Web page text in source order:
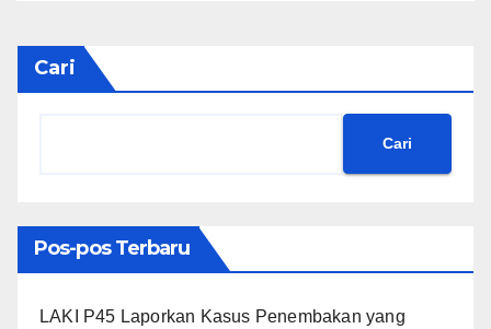
Cari
Cari
Pos-pos Terbaru
LAKI P45 Laporkan Kasus Penembakan yang